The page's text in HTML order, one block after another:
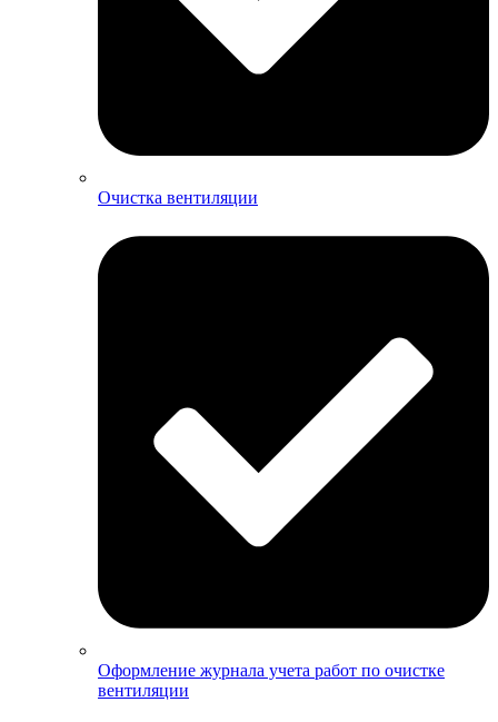
Очистка вентиляции
Оформление журнала учета работ по очистке
вентиляции